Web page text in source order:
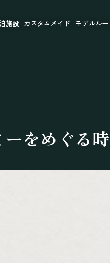
施設 カスタムメイド モデルルー
をめぐる時